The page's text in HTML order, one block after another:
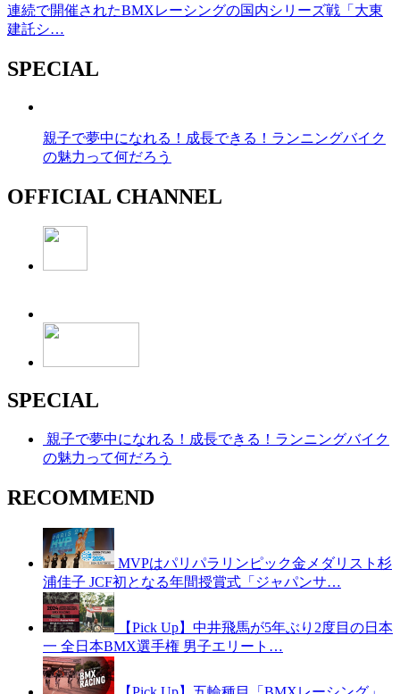
連続で開催されたBMXレーシングの国内シリーズ戦「大東
建託シ…
SPECIAL
親子で夢中になれる！成長できる！ランニングバイク
の魅力って何だろう
OFFICIAL CHANNEL
SPECIAL
親子で夢中になれる！成長できる！ランニングバイク
の魅力って何だろう
RECOMMEND
MVPはパリパラリンピック金メダリスト杉
浦佳子 JCF初となる年間授賞式「ジャパンサ…
【Pick Up】中井飛馬が5年ぶり2度目の日本
一 全日本BMX選手権 男子エリート…